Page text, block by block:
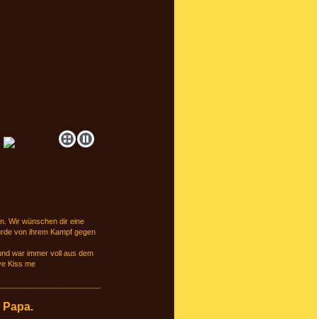
Wir wünschen dir eine
von ihrem Kampf gegen
war immer voll aus dem
Kiss me